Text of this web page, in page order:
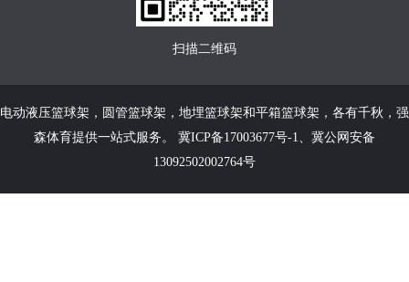
扫描二维码
电动液压篮球架 ， 圆管篮球架 ， 地埋篮球架和平箱篮球架 ，各有千秋，强
森体育提供一站式服务。 冀ICP备17003677号-1
冀公网安备
13092502002764号